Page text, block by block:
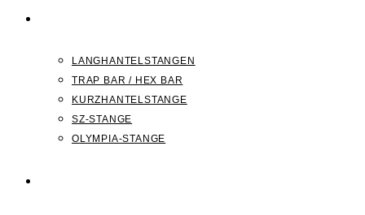
LANGHANTELSTANGEN
TRAP BAR / HEX BAR
KURZHANTELSTANGE
SZ-STANGE
OLYMPIA-STANGE